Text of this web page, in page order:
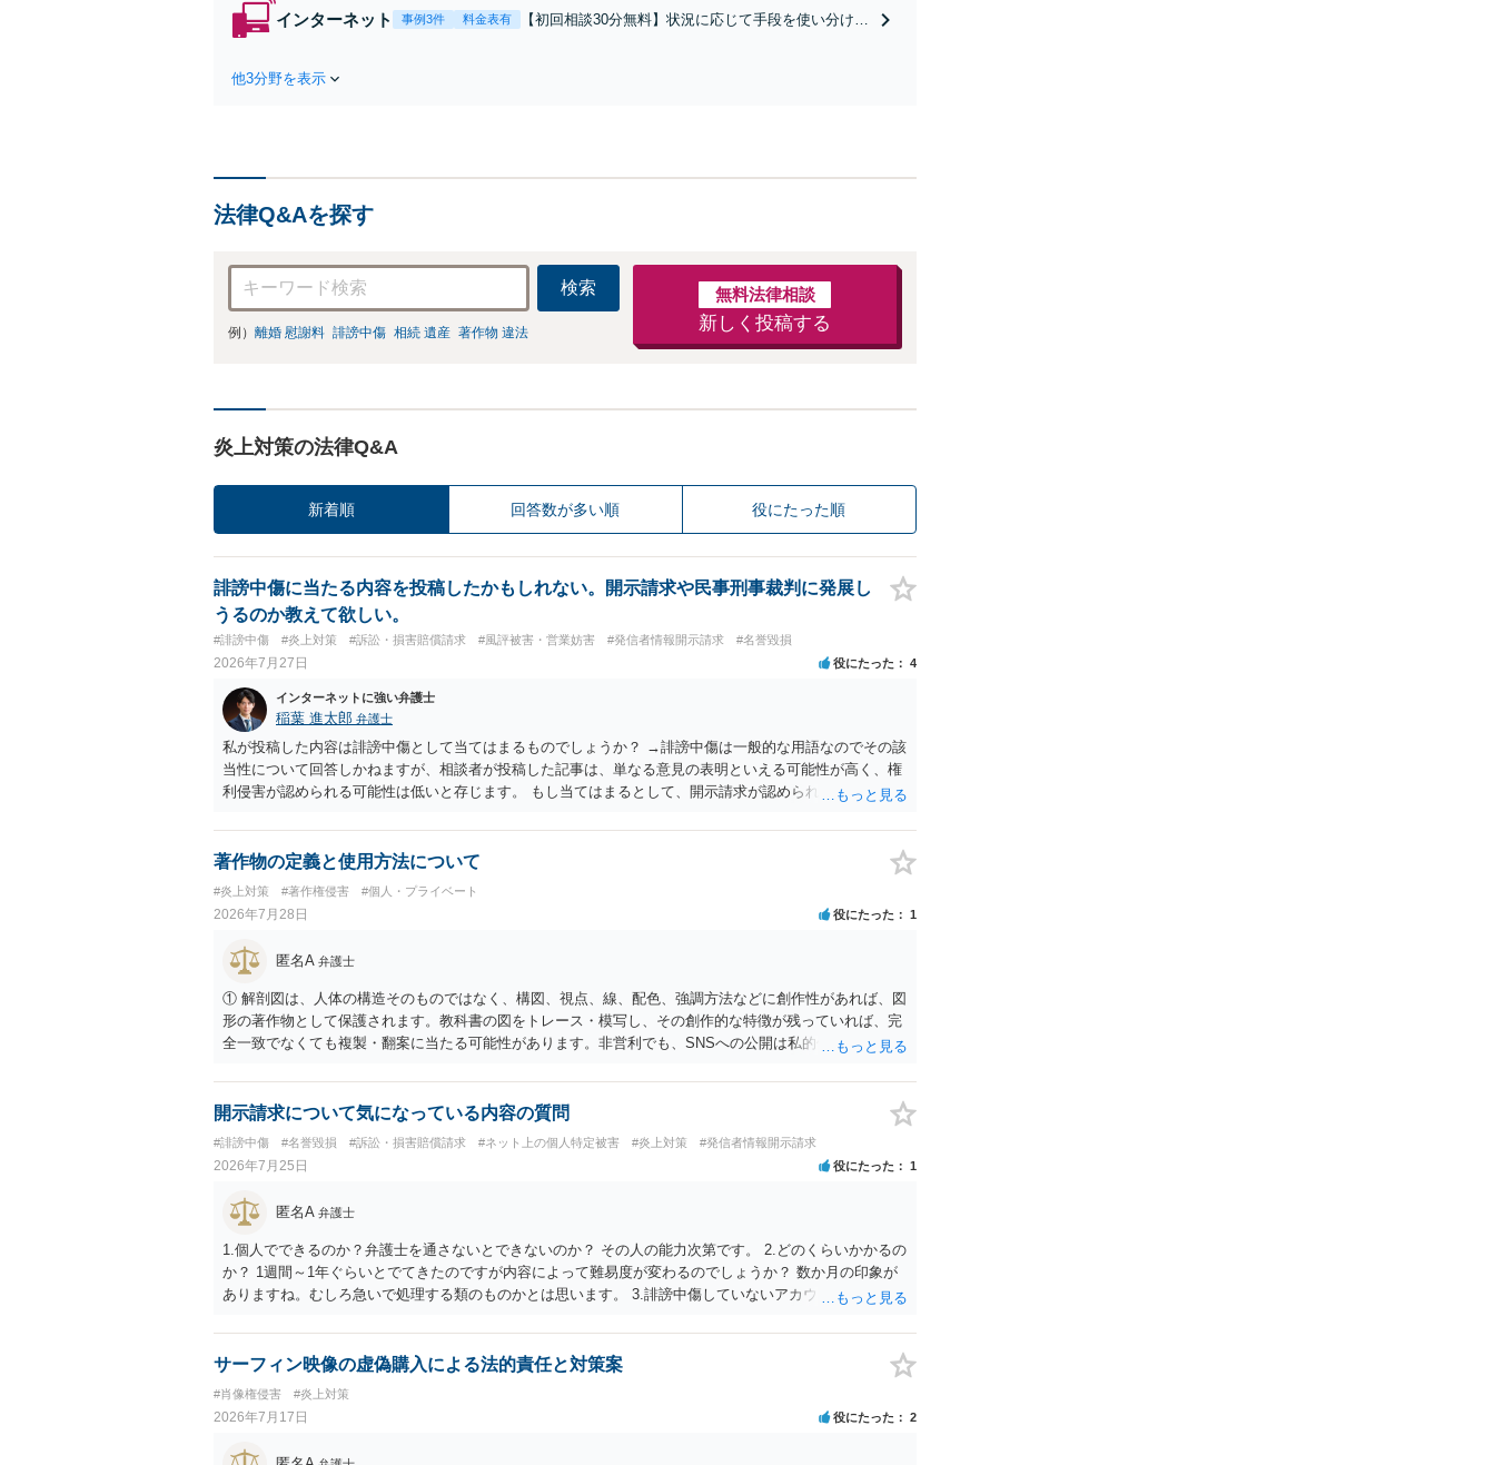
金額アップ／減額交渉も対応可」【完全個室対応】
インターネット 事例3件 料金表有
【初回相談30分無料】状況に応じて手段を使い分け、
他3分野を表示
法律Q&Aを探す
検索
例） 離婚 慰謝料 誹謗中傷 相続 遺産 著作物 違法
無料法律相談
新しく投稿する
炎上対策の法律Q&A
新着順 回答数が多い順 役にたった順
誹謗中傷に当たる内容を投稿したかもしれない。開示請求や民事刑事裁判に発展し
うるのか教えて欲しい。
#誹謗中傷 #炎上対策 #訴訟・損害賠償請求 #風評被害・営業妨害 #発信者情報開示請求 #名誉毀損
2026年7月27日 役にたった 4
インターネットに強い弁護士
稲葉 進太郎 弁護士
私が投稿した内容は誹謗中傷として当てはまるものでしょうか？ →誹謗中傷は一般的な用語なのでその該
当性について回答しかねますが、相談者が投稿した記事は、単なる意見の表明といえる可能性が高く、権
利侵害が認められる可能性は低いと存じます。 もし当てはまるとして、開示請求が認められたり、民事裁
め、民事裁判や刑事裁判に発展することはあまり考えられないように思われます。
著作物の定義と使用方法について
#炎上対策 #著作権侵害 #個人・プライベート
2026年7月28日 役にたった 1
匿名A 弁護士
① 解剖図は、人体の構造そのものではなく、構図、視点、線、配色、強調方法などに創作性があれば、図
形の著作物として保護されます。教科書の図をトレース・模写し、その創作的な特徴が残っていれば、完
全一致でなくても複製・翻案に当たる可能性があります。非営利でも、SNSへの公開は私的使用には当た
の説明に必要な従たる資料であること、引用部分が明確に区別され、必要な範囲に限られていることなど
が必要です。勉強ノートの教材として図そのものを中心的に掲載する場合、引用と認められにくいでしょ
うえで、ご自身の表現と構成でまとめる必要があります。 安全にSNSで公開するには、教科書の図をトレ
ース・模写した部分は掲載せず、人体の構造という事実を基に、自分で構図や表現を工夫して作図する方
法が考えられます。また、改変・SNS掲載が認められたオープンライセンス素材を、利用条件に従って使
う方法もあります。トレースした図を残したい場合は、自分だけの学習用にとどめるのが安全です。
開示請求について気になっている内容の質問
#誹謗中傷 #名誉毀損 #訴訟・損害賠償請求 #ネット上の個人特定被害 #炎上対策 #発信者情報開示請求
2026年7月25日 役にたった 1
匿名A 弁護士
1.個人でできるのか？弁護士を通さないとできないのか？ その人の能力次第です。 2.どのくらいかかるの
か？ 1週間～1年ぐらいとでてきたのですが内容によって難易度が変わるのでしょうか？ 数か月の印象が
ありますね。むしろ急いで処理する類のものかとは思います。 3.誹謗中傷していないアカウントを開示請
サーフィン映像の虚偽購入による法的責任と対策案
#肖像権侵害 #炎上対策
2026年7月17日 役にたった 2